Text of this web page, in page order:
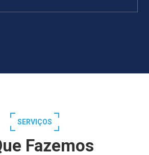
SERVIÇOS
Fazemos